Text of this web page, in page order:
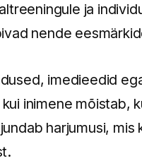
ja
nende
imedieedid
inimene mõistab,
harjumusi, mis